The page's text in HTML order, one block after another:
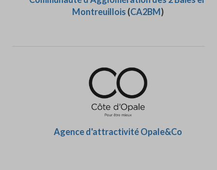
Montreuillois (CA2BM)
Agence d'attractivité Opale&Co